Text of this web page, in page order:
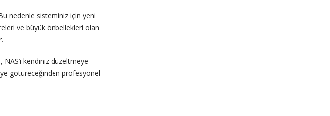
nedenle sisteminiz için yeni
ve büyük önbellekleri olan
kendiniz düzeltmeye
götüreceğinden profesyonel